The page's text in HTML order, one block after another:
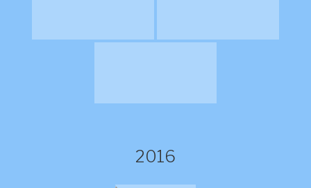
2016